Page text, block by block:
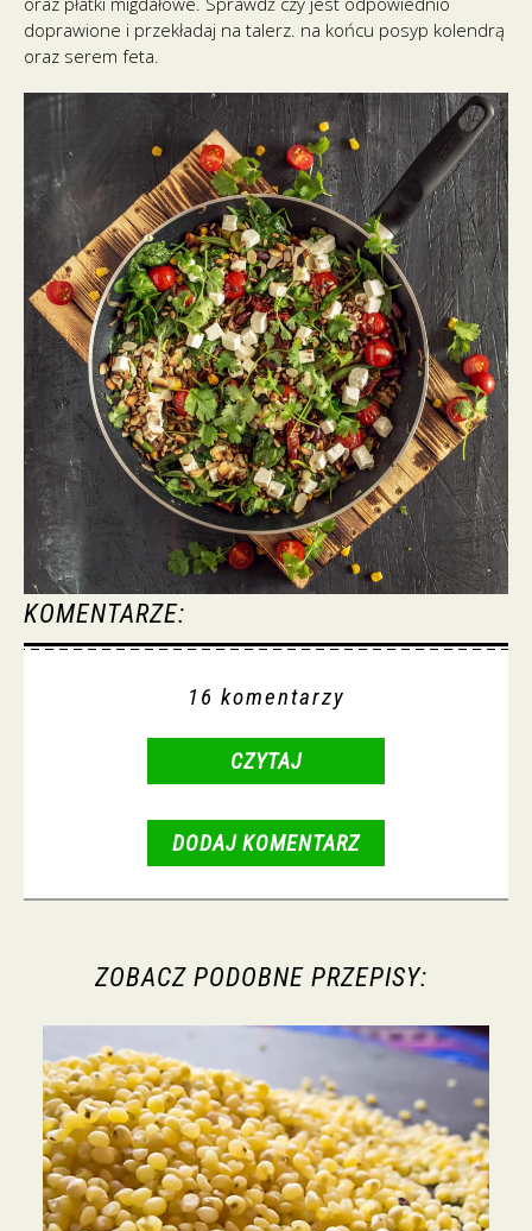
doprawione i przekładaj na talerz. na końcu posyp kolendrą
oraz serem feta.
KOMENTARZE:
16 komentarzy
CZYTAJ
DODAJ KOMENTARZ
ZOBACZ PODOBNE PRZEPISY: